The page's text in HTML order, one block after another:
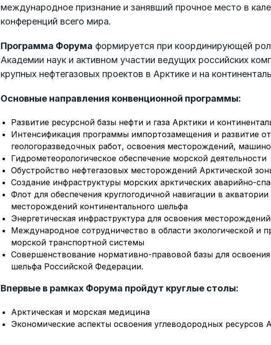
международное признание и занявший прочное место в
конференций всего мира.
Программа Форума формируется при координирующей
Академии наук и активном участии ведущих российских
крупных нефтегазовых проектов в Арктике и на
Основные направления конвенционной программы:
Развитие ресурсной базы нефти и газа Арктики и
Интенсификация программы импортозамещения и развитие
геологоразведочных работ, освоения месторождений,
Гидрометеорологическое обеспечение морской деятельности
Обустройство нефтегазовых месторождений Арктической
Создание инфраструктуры морских арктических аварийно-
Флот для обеспечения круглогодичной навигации в
месторождений континентального шельфа
Энергетическая инфраструктура для освоения
Международное сотрудничество в области экологической и
морской транспортной системы
Совершенствование нормативно-правовой базы для
шельфа Российской Федерации.
Впервые в рамках Форума пройдут круглые столы:
Арктическая и морская медицина
Экономические аспекты освоения углеводородных ресурсов